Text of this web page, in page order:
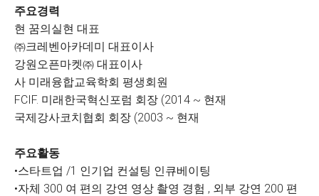
주요경력
현 꿈의실현 대표
㈜크레벤아카데미 대표이사
강원오픈마켓㈜ 대표이사
사 미래융합교육학회 평생회원
FCIF. 미래한국혁신포럼 회장 (2014 ~ 현재
국제강사코치협회 회장 (2003 ~ 현재
주요활동
•스타트업 /1 인기업 컨설팅 인큐베이팅
•자체 300 여 편의 강연 영상 촬영 경험 , 외부 강연 200 편